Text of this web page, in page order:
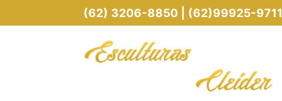
(62) 3206-8850 | (62)99925-9711